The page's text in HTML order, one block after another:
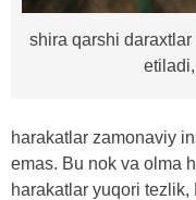
shira qarshi
harakatlar zamonaviy
emas. Bu nok va olma
harakatlar yuqori